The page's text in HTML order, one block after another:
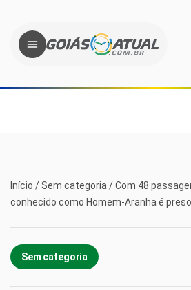
Início / Sem categoria /Com 48
conhecido como Homem-Aranha é preso
Sem categoria